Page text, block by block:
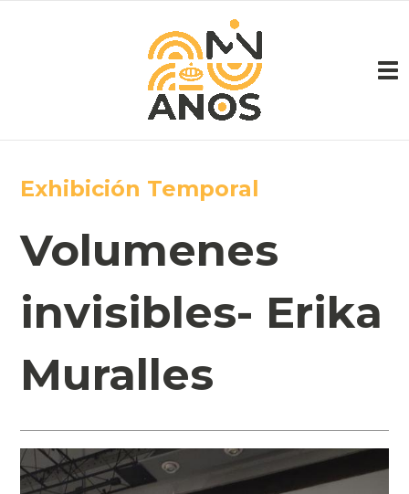
Exhibición Temporal
Volumenes
invisibles- Erika
Muralles